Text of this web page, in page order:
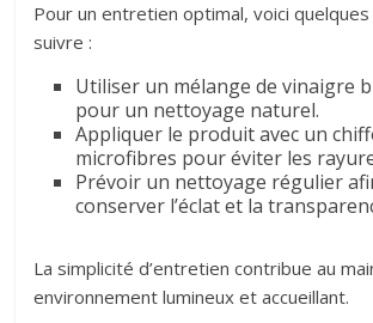
Pour un entretien optimal, voici quelques
suivre :
Utiliser un mélange de vinaigre
pour un nettoyage naturel.
Appliquer le produit avec un
microfibres pour éviter les
Prévoir un nettoyage régulier
conserver l’éclat et la
La simplicité d’entretien contribue au
environnement lumineux et accueillant.